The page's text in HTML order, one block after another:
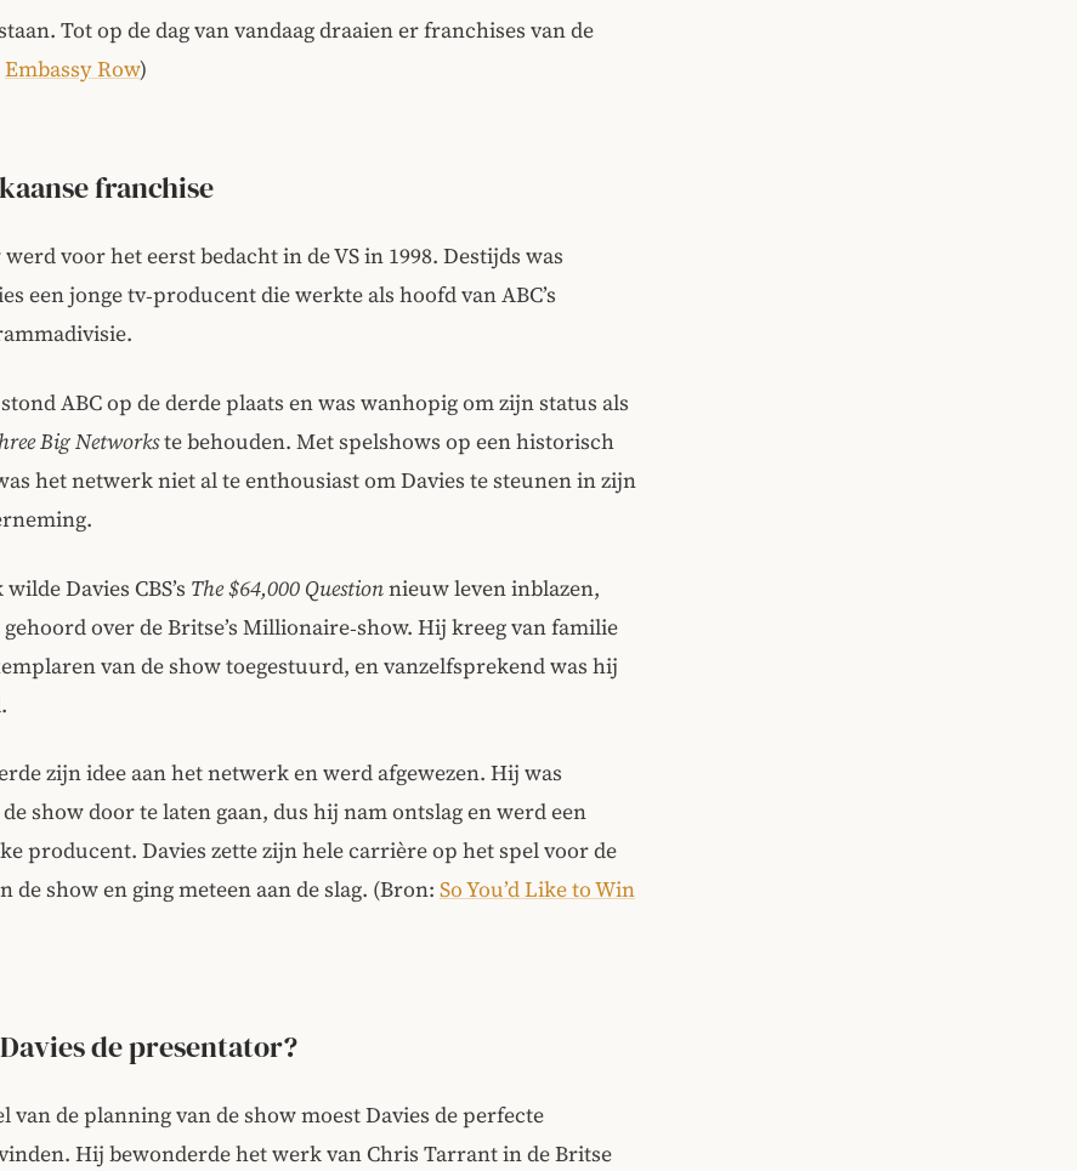
Tot op de dag van vandaag draaien er franchises van de
Embassy Row)
franchise
voor het eerst bedacht in de VS in 1998. Destijds was
een jonge tv‑producent die werkte als hoofd van ABC’s
ABC op de derde plaats en was wanhopig om zijn status als
Big Networkste behouden. Met spelshows op een historisch
het netwerk niet al te enthousiast om Davies te steunen in zijn
Davies CBS’s The $64,000 Questionnieuw leven inblazen,
over de Britse’s Millionaire‑show. Hij kreeg van familie
van de show toegestuurd, en vanzelfsprekend was hij
zijn idee aan het netwerk en werd afgewezen. Hij was
show door te laten gaan, dus hij nam ontslag en werd een
producent. Davies zette zijn hele carrière op het spel voor de
de show en ging meteen aan de slag. (Bron: So You’d Like to Win
de presentator?
van de planning van de show moest Davies de perfecte
Hij bewonderde het werk van Chris Tarrant in de Britse